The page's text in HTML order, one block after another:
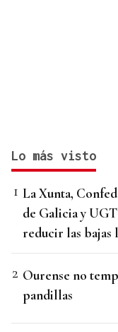
Lo más visto
La Xunta,
de Galicia y
reducir las bajas
Ourense no
pandillas